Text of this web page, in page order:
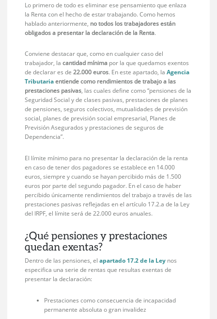
Lo primero de todo es eliminar ese pensamiento que enlaza
la Renta con el hecho de estar trabajando. Como hemos
hablado anteriormente, no todos los trabajadores están
obligados a presentar la declaración de la Renta.
Conviene destacar que, como en cualquier caso del
trabajador, lacantidad mínima por la que quedamos exentos
de declarar es de22.000 euros. En este apartado, laAgencia
Tributaria entiende como rendimientos de trabajo a las
prestaciones pasivas, las cuales define como “pensiones de la
Seguridad Social y de clases pasivas, prestaciones de planes
de pensiones, seguros colectivos, mutualidades de previsión
social, planes de previsión social empresarial, Planes de
Previsión Asegurados y prestaciones de seguros de
Dependencia”.
El límite mínimo para no presentar la declaración de la renta
en caso de tener dos pagadores se establece en 14.000
euros, siempre y cuando se hayan percibido más de 1.500
euros por parte del segundo pagador. En el caso de haber
percibido únicamente rendimientos del trabajo a través de las
prestaciones pasivas reflejadas en el artículo 17.2.a de la Ley
del IRPF, el límite será de 22.000 euros anuales.
¿Qué pensiones y prestaciones
quedan exentas?
Dentro de las pensiones, elapartado 17.2 de la Ley nos
especifica una serie de rentas que resultas exentas de
presentar la declaración:
Prestaciones como consecuencia de incapacidad
permanente absoluta o gran invalidez